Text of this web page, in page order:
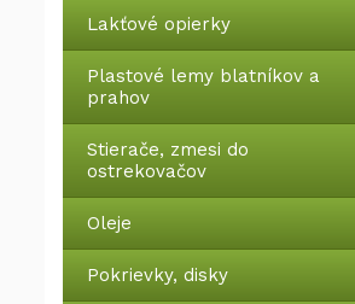
Lakťové opierky
Plastové lemy blatníkov a
prahov
Stierače, zmesi do
ostrekovačov
Oleje
Pokrievky, disky